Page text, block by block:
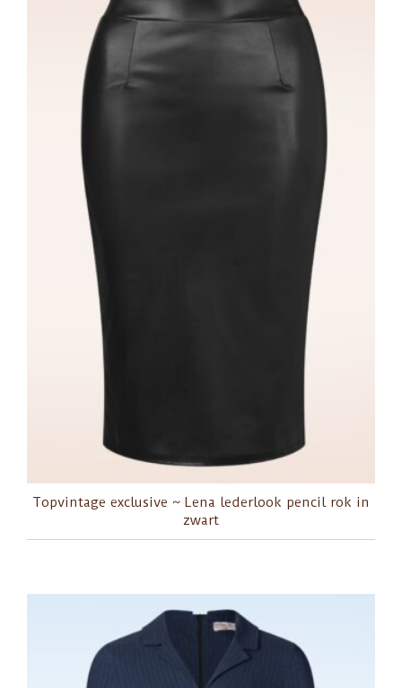
Topvintage exclusive ~ Lena lederlook pencil rok in
zwart